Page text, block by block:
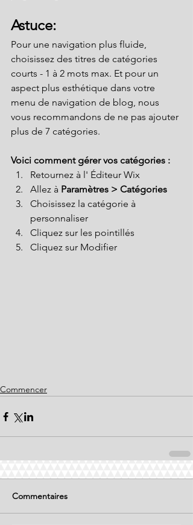
Astuce:
Pour une navigation plus fluide,
choisissez des titres de catégories
courts - 1 à 2 mots max. Et pour un
aspect plus esthétique dans votre
menu de navigation de blog, nous
vous recommandons de ne pas ajouter
plus de 7 catégories.
Voici comment gérer vos catégories :
Retournez à l' Éditeur Wix
Allez à Paramètres > Catégories
Choisissez la catégorie à
personnaliser
Cliquez sur les pointillés
Cliquez sur Modifier
Commencer
Commentaires